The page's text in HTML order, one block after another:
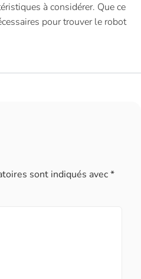
à considérer. Que ce
pour trouver le robot
sont indiqués avec*